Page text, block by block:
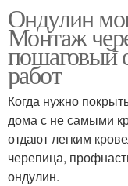
Ондулин
Монтаж
пошаговый
работ
Когда нужно
дома с не самыми
отдают легким
черепица,
ондулин.